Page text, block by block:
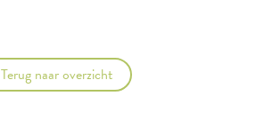
Terug naar overzicht